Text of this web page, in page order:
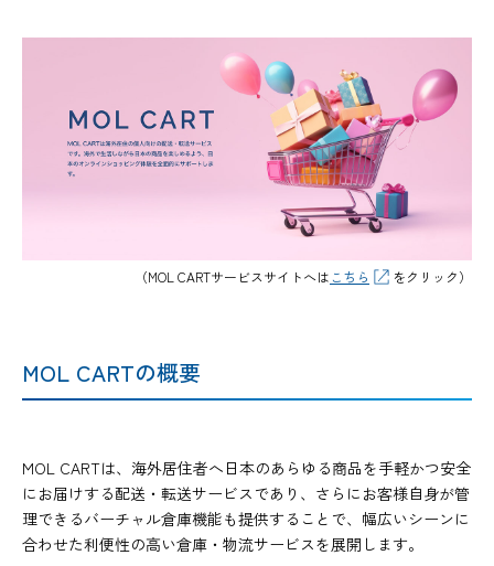
（MOL CARTサービスサイトへは こちら をクリック）
MOL CARTの概要
MOL CARTは、海外居住者へ日本のあらゆる商品を手軽かつ安全
にお届けする配送・転送サービスであり、さらにお客様自身が管
理できるバーチャル倉庫機能も提供することで、幅広いシーンに
合わせた利便性の高い倉庫・物流サービスを展開します。